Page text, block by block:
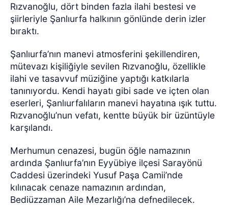
Rızvanoğlu, dört binden fazla ilahi bestesi ve
şiirleriyle Şanlıurfa halkının gönlünde derin izler
bıraktı.
Şanlıurfa’nın manevi atmosferini şekillendiren,
mütevazı kişiliğiyle sevilen Rızvanoğlu, özellikle
ilahi ve tasavvuf müziğine yaptığı katkılarla
tanınıyordu. Kendi hayatı gibi sade ve içten olan
eserleri, Şanlıurfalıların manevi hayatına ışık tuttu.
Rızvanoğlu’nun vefatı, kentte büyük bir üzüntüyle
karşılandı.
Merhumun cenazesi, bugün öğle namazının
ardında Şanlıurfa’nın Eyyübiye ilçesi Sarayönü
Caddesi üzerindeki Yusuf Paşa Camii’nde
kılınacak cenaze namazının ardından,
Bediüzzaman Aile Mezarlığı’na defnedilecek.